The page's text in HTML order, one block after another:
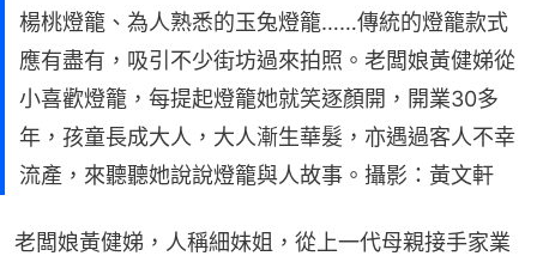
楊桃燈籠、為人熟悉的玉兔燈籠……傳統的燈籠款式
應有盡有，吸引不少街坊過來拍照。老闆娘黃健娣從
小喜歡燈籠，每提起燈籠她就笑逐顏開，開業30多
年，孩童長成大人，大人漸生華髮，亦遇過客人不幸
流產，來聽聽她說說燈籠與人故事。攝影：黃文軒
老闆娘黃健娣，人稱細妹姐，從上一代母親接手家業